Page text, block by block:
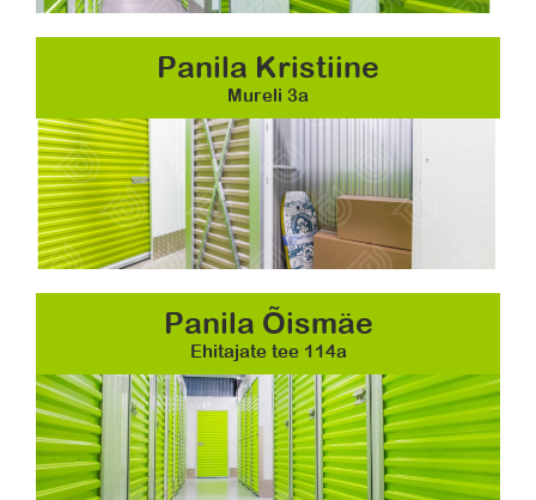
Panila Kristiine
Mureli 3a
Panila Õismäe
Ehitajate tee 114a